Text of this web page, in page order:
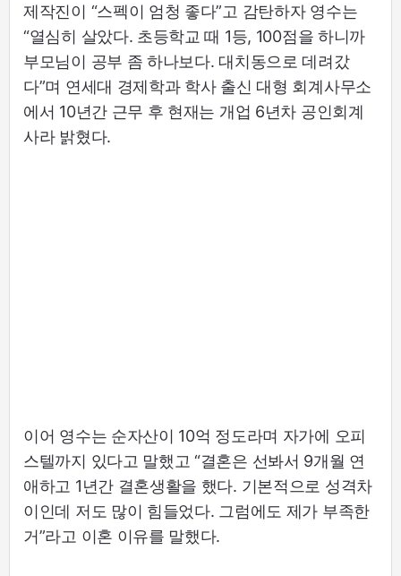
제작진이 “스펙이 엄청 좋다”고 감탄하자 영수는
“열심히 살았다. 초등학교 때 1등, 100점을 하니까
부모님이 공부 좀 하나보다. 대치동으로 데려갔
다”며 연세대 경제학과 학사 출신 대형 회계사무소
에서 10년간 근무 후 현재는 개업 6년차 공인회계
사라 밝혔다.
이어 영수는 순자산이 10억 정도라며 자가에 오피
스텔까지 있다고 말했고 “결혼은 선봐서 9개월 연
애하고 1년간 결혼생활을 했다. 기본적으로 성격차
이인데 저도 많이 힘들었다. 그럼에도 제가 부족한
거”라고 이혼 이유를 말했다.